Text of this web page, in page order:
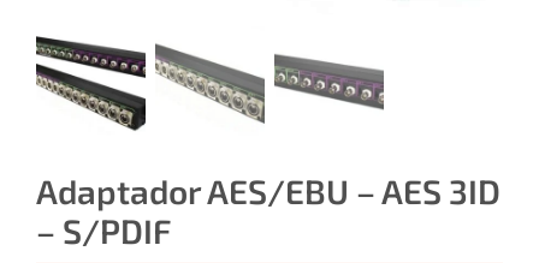
Adaptador AES/EBU – AES 3ID
– S/PDIF